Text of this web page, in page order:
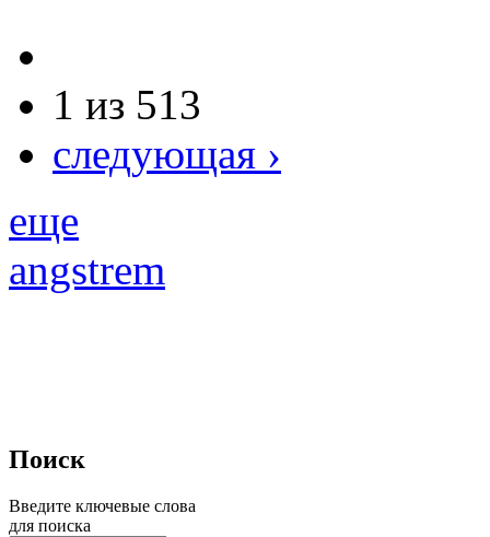
1 из 513
следующая ›
еще
angstrem
Поиск
Введите ключевые слова
для поиска